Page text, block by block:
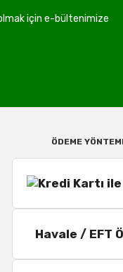
için e-bültenimize
ÖDEME
Havale / EFT